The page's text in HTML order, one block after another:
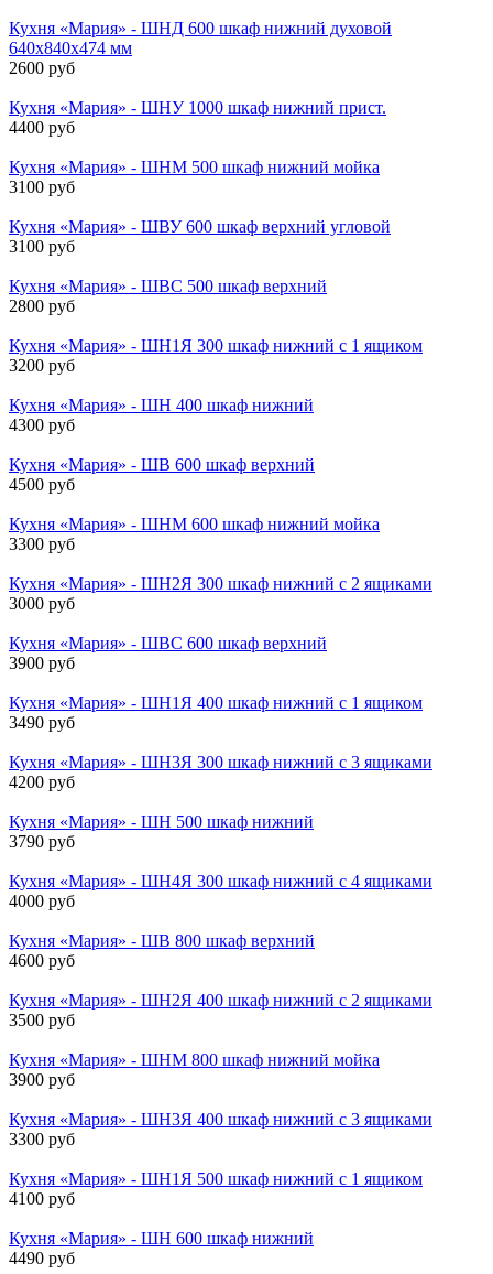
Кухня «Мария» - ШНД 600 шкаф нижний духовой
640х840х474 мм
2600 руб
Кухня «Мария» - ШНУ 1000 шкаф нижний прист.
4400 руб
Кухня «Мария» - ШНМ 500 шкаф нижний мойка
3100 руб
Кухня «Мария» - ШВУ 600 шкаф верхний угловой
3100 руб
Кухня «Мария» - ШВС 500 шкаф верхний
2800 руб
Кухня «Мария» - ШН1Я 300 шкаф нижний с 1 ящиком
3200 руб
Кухня «Мария» - ШН 400 шкаф нижний
4300 руб
Кухня «Мария» - ШВ 600 шкаф верхний
4500 руб
Кухня «Мария» - ШНМ 600 шкаф нижний мойка
3300 руб
Кухня «Мария» - ШН2Я 300 шкаф нижний с 2 ящиками
3000 руб
Кухня «Мария» - ШВС 600 шкаф верхний
3900 руб
Кухня «Мария» - ШН1Я 400 шкаф нижний с 1 ящиком
3490 руб
Кухня «Мария» - ШН3Я 300 шкаф нижний с 3 ящиками
4200 руб
Кухня «Мария» - ШН 500 шкаф нижний
3790 руб
Кухня «Мария» - ШН4Я 300 шкаф нижний с 4 ящиками
4000 руб
Кухня «Мария» - ШВ 800 шкаф верхний
4600 руб
Кухня «Мария» - ШН2Я 400 шкаф нижний с 2 ящиками
3500 руб
Кухня «Мария» - ШНМ 800 шкаф нижний мойка
3900 руб
Кухня «Мария» - ШН3Я 400 шкаф нижний с 3 ящиками
3300 руб
Кухня «Мария» - ШН1Я 500 шкаф нижний с 1 ящиком
4100 руб
Кухня «Мария» - ШН 600 шкаф нижний
4490 руб